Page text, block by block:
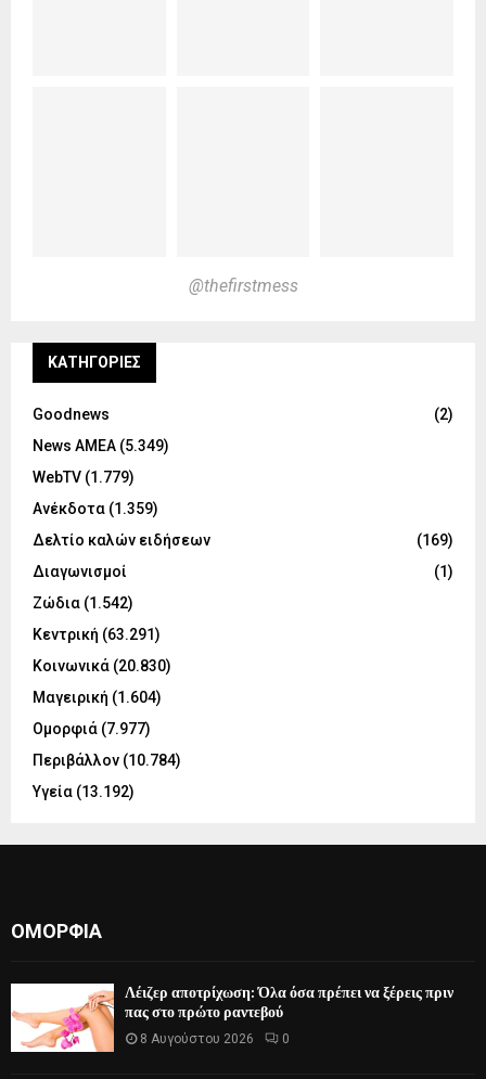
@thefirstmess
KΑΤΗΓΟΡΊΕΣ
Goodnews
(2)
News ΑΜΕΑ (5.349)
WebTV (1.779)
Ανέκδοτα (1.359)
Δελτίο καλών ειδήσεων
(169)
Διαγωνισμοί
(1)
Ζώδια (1.542)
Κεντρική (63.291)
Κοινωνικά (20.830)
Μαγειρική (1.604)
Ομορφιά (7.977)
Περιβάλλον (10.784)
Υγεία (13.192)
ΟΜΟΡΦΙΆ
Λέιζερ αποτρίχωση: Όλα όσα πρέπει να ξέρεις πριν
πας στο πρώτο ραντεβού
8 Αυγούστου 2026 0